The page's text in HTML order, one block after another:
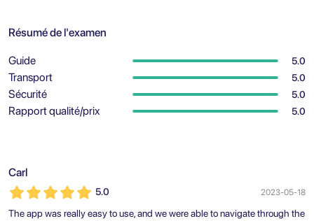
Résumé de l'examen
Guide 5.0
Transport 5.0
Sécurité 5.0
Rapport qualité/prix 5.0
Carl
5.0 2023-05-18
The app was really easy to use, and we were able to navigate through the